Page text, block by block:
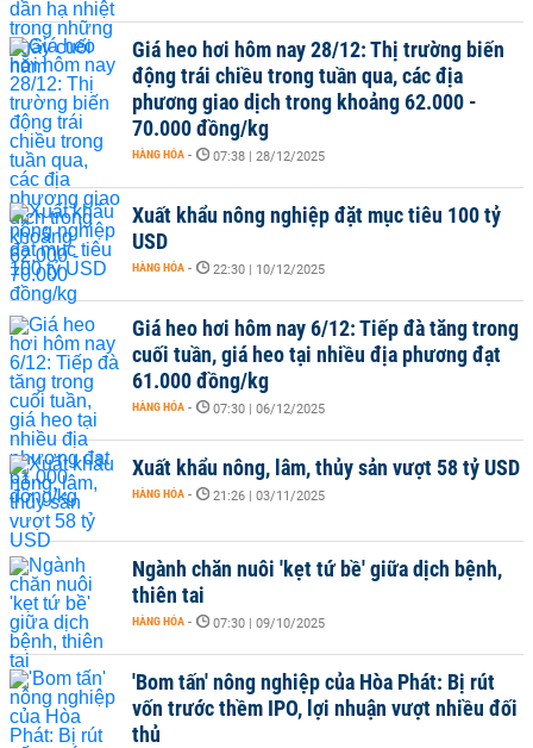
Giá heo hơi hôm nay 28/12: Thị trường biến
động trái chiều trong tuần qua, các địa
phương giao dịch trong khoảng 62.000 -
70.000 đồng/kg
HÀNG HÓA - 07:38 | 28/12/2025
Xuất khẩu nông nghiệp đặt mục tiêu 100 tỷ
USD
HÀNG HÓA - 22:30 | 10/12/2025
Giá heo hơi hôm nay 6/12: Tiếp đà tăng trong
cuối tuần, giá heo tại nhiều địa phương đạt
61.000 đồng/kg
HÀNG HÓA - 07:30 | 06/12/2025
Xuất khẩu nông, lâm, thủy sản vượt 58 tỷ USD
HÀNG HÓA - 21:26 | 03/11/2025
Ngành chăn nuôi 'kẹt tứ bề' giữa dịch bệnh,
thiên tai
HÀNG HÓA - 07:30 | 09/10/2025
'Bom tấn' nông nghiệp của Hòa Phát: Bị rút
vốn trước thềm IPO, lợi nhuận vượt nhiều đối
thủ